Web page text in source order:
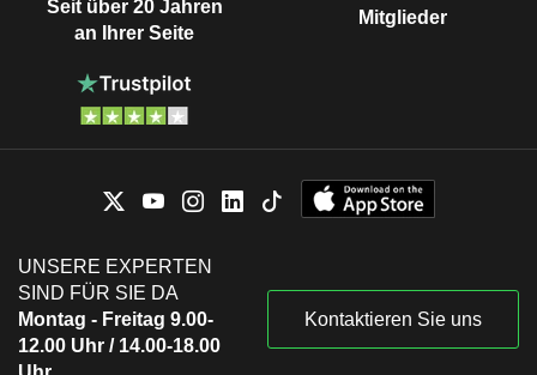
Seit über 20 Jahren
an Ihrer Seite
Mitglieder
UNSERE EXPERTEN
SIND FÜR SIE DA
Montag - Freitag 9.00-
12.00 Uhr / 14.00-18.00
Kontaktieren Sie uns